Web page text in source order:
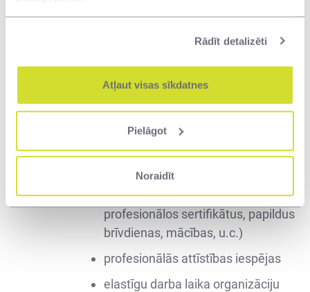
Rādīt detalizēti
Atļaut visas sīkdatnes
Pielāgot
Noraidīt
Piedāvājam:
iespēju strādāt unikālos valsts
nozīmes projektos, sasniegt
ambiciozus mērķus
motivējošus labumus (veselības
apdrošināšanu, apmaksātus
profesionālos sertifikātus, papildus
brīvdienas, mācības, u.c.)
profesionālās attīstības iespējas
elastīgu darba laika organizāciju